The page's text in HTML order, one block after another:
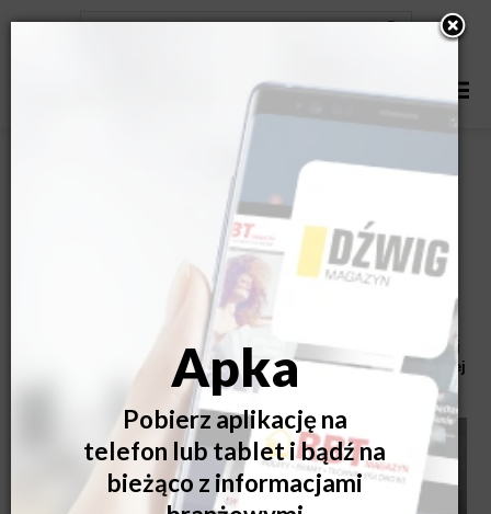
Międzynarodowe Targi Rolet, Bram i Osłon Przeciwsłonecznych
R+T w Stuttgarcie w wersji tradycyjnej ze względu na sytuację
pandemiczną zostały przełożone z 2021 roku na 2022 rok,
natomiast w pierwotnie zaplanowanym terminie, tj. 22 – 25
lutego 2021 roku odbyło się na żywo wyjątkowe wydarzenie-
cyfrowa edycja targów R+T digital
, będąca odpowiedzią na
zapotrzebowanie branży na stworzenie w 2021 roku platformy
umożliwiającej w sposób bezpieczny kontakt i wymianę
informacji między wystawcami i odwiedzającymi, zapewniającej
wystawcom możliwość prezentacji nowości i innowacji szerokiej
publiczności oraz transfer wiedzy w ramach programu